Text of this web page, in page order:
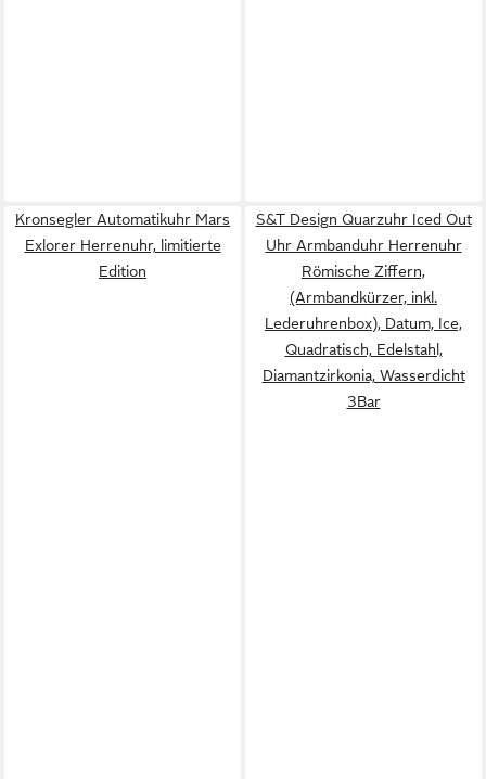
Kronsegler Automatikuhr Mars
Exlorer Herrenuhr, limitierte
Edition
S&T Design Quarzuhr Iced Out
Uhr Armbanduhr Herrenuhr
Römische Ziffern,
(Armbandkürzer, inkl.
Lederuhrenbox), Datum, Ice,
Quadratisch, Edelstahl,
Diamantzirkonia, Wasserdicht
3Bar